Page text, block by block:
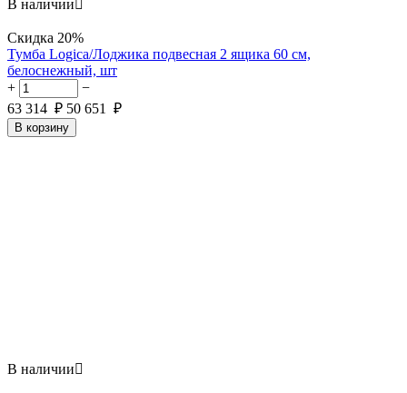
В наличии
Скидка 20%
Тумба Logica/Лоджика подвесная 2 ящика 60 см,
белоснежный, шт
+
−
63 314 ₽ 50 651 ₽
В корзину
В наличии